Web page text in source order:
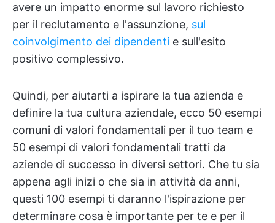
avere un impatto enorme sul lavoro richiesto
per il reclutamento e l'assunzione, sul
coinvolgimento dei dipendenti e sull'esito
positivo complessivo.
Quindi, per aiutarti a ispirare la tua azienda e
definire la tua cultura aziendale, ecco 50 esempi
comuni di valori fondamentali per il tuo team e
50 esempi di valori fondamentali tratti da
aziende di successo in diversi settori. Che tu sia
appena agli inizi o che sia in attività da anni,
questi 100 esempi ti daranno l'ispirazione per
determinare cosa è importante per te e per il